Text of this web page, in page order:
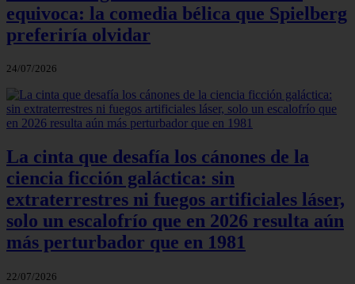
equivoca: la comedia bélica que Spielberg
preferiría olvidar
24/07/2026
La cinta que desafía los cánones de la
ciencia ficción galáctica: sin
extraterrestres ni fuegos artificiales láser,
solo un escalofrío que en 2026 resulta aún
más perturbador que en 1981
22/07/2026